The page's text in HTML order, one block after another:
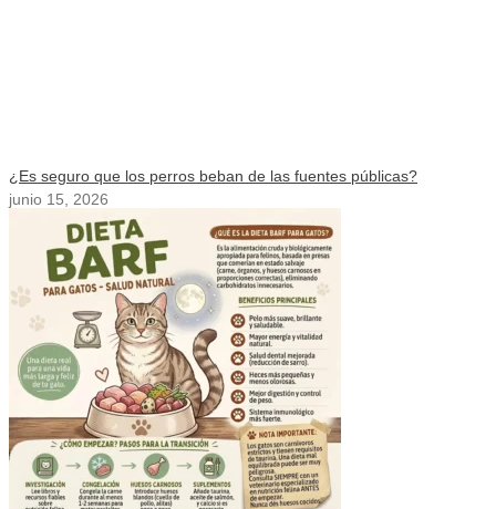
¿Es seguro que los perros beban de las fuentes públicas?
junio 15, 2026